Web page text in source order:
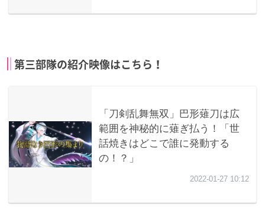
第三部隊の紹介映像はこちら！